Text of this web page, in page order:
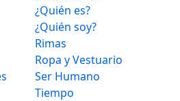
¿Quién es?
¿Quién soy?
Rimas
Ropa y Vestuario
Ser Humano
Tiempo